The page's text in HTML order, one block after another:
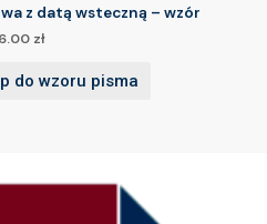
z datą wsteczną – wzór
zł
do wzoru pisma